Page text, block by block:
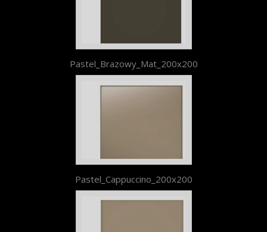
Pastel_Brazowy_Mat_200x200
Pastel_Cappuccino_200x200